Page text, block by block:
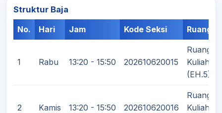
Struktur Baja
No.
Hari Jam Kode Seksi Ruangan
1 Rabu 13:20 - 15:50 202610620015
Ruang
Kuliah
(EH.5)
2 Kamis 13:20 - 15:50 202610620016
Ruang
Kuliah